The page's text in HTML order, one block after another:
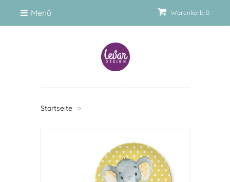
Warenkorb: 0
Menü
Startseite >